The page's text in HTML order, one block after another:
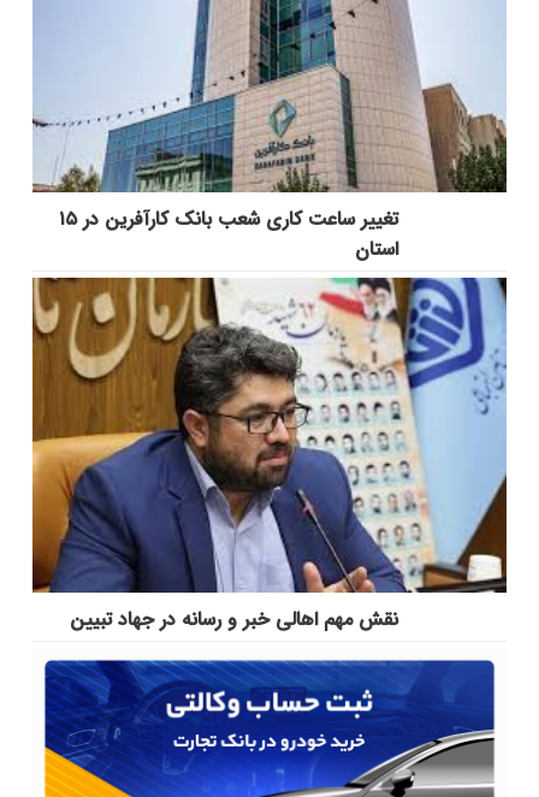
تغییر ساعت کاری شعب بانک کارآفرین در ۱۵
استان
نقش مهم اهالی خبر و رسانه در جهاد تبیین